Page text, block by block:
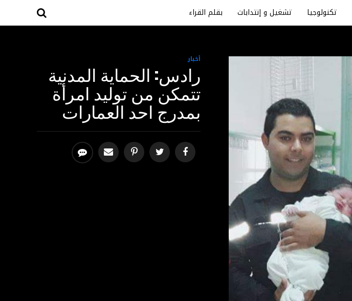
تكنولوجيا تشغيل و إنتدابات بقلم القراء
أخبار
رادس: الحماية المدنية
تتمكن من توليد امرأة
بمدرج احد العمارات